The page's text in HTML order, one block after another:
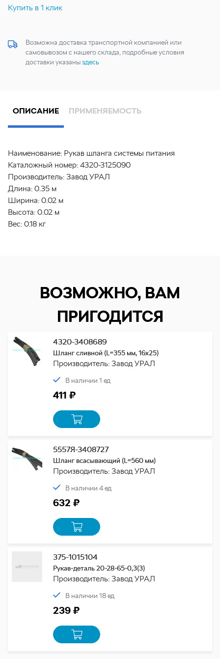
Купить в 1 клик
Возможна доставка транспортной компанией или
самовывозом с нашего склада, подробные условия
доставки указаныздесь
ОПИСАНИЕ ПРИМЕНЯЕМОСТЬ
Наименование: Рукав шланга системы питания
Каталожный номер: 4320-3125090
Производитель: Завод УРАЛ
Длина: 0.35 м
Ширина: 0.02 м
Высота: 0.02 м
Вес: 0.18 кг
ВОЗМОЖНО, ВАМ
ПРИГОДИТСЯ
4320-3408689
Шланг сливной (L=355 мм, 16х25)
Производитель: Завод УРАЛ
В наличии 1 ед
411 ₽
5557Я-3408727
Шланг всасывающий (L=560 мм)
Производитель: Завод УРАЛ
В наличии 4 ед
632 ₽
375-1015104
Рукав-деталь 20-28-65-0,3(3)
Производитель: Завод УРАЛ
В наличии 18 ед
239 ₽